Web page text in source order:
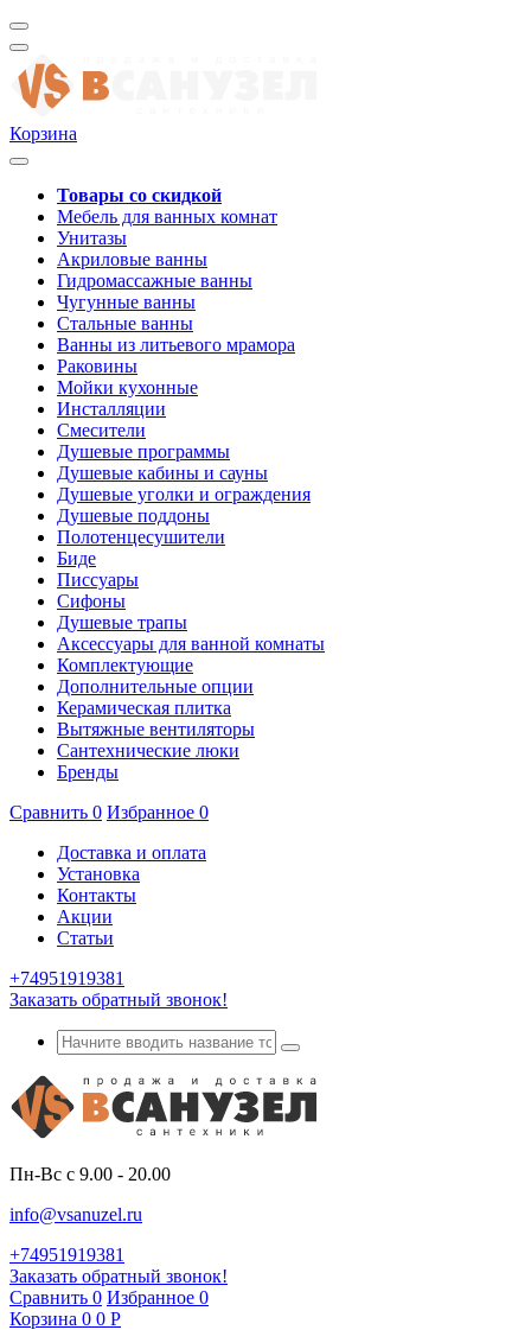
Корзина
Товары со скидкой
Мебель для ванных комнат
Унитазы
Акриловые ванны
Гидромассажные ванны
Чугунные ванны
Стальные ванны
Ванны из литьевого мрамора
Раковины
Мойки кухонные
Инсталляции
Смесители
Душевые программы
Душевые кабины и сауны
Душевые уголки и ограждения
Душевые поддоны
Полотенцесушители
Биде
Писсуары
Сифоны
Душевые трапы
Аксессуары для ванной комнаты
Комплектующие
Дополнительные опции
Керамическая плитка
Вытяжные вентиляторы
Сантехнические люки
Бренды
Сравнить 0 Избранное 0
Доставка и оплата
Установка
Контакты
Акции
Статьи
+74951919381
Заказать обратный звонок!
Пн-Вс с 9.00 - 20.00
info@vsanuzel.ru
+74951919381
Заказать обратный звонок!
Сравнить 0 Избранное 0
Корзина 0 0 Р